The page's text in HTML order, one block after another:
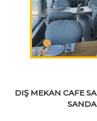
DIŞ MEKAN CAFE